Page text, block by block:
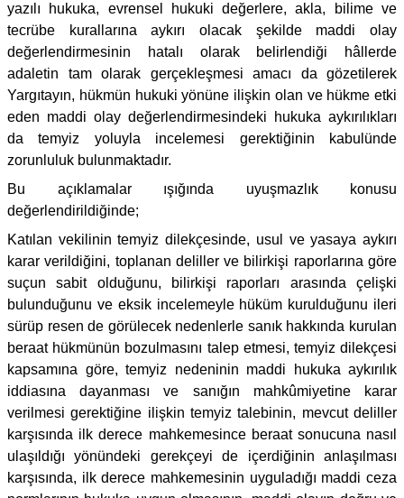
yazılı hukuka, evrensel hukuki değerlere, akla, bilime ve
tecrübe kurallarına aykırı olacak şekilde maddi olay
değerlendirmesinin hatalı olarak belirlendiği hâllerde
adaletin tam olarak gerçekleşmesi amacı da gözetilerek
Yargıtayın, hükmün hukuki yönüne ilişkin olan ve hükme etki
eden maddi olay değerlendirmesindeki hukuka aykırılıkları
da temyiz yoluyla incelemesi gerektiğinin kabulünde
zorunluluk bulunmaktadır.
Bu açıklamalar ışığında uyuşmazlık konusu
değerlendirildiğinde;
Katılan vekilinin temyiz dilekçesinde, usul ve yasaya aykırı
karar verildiğini, toplanan deliller ve bilirkişi raporlarına göre
suçun sabit olduğunu, bilirkişi raporları arasında çelişki
bulunduğunu ve eksik incelemeyle hüküm kurulduğunu ileri
sürüp resen de görülecek nedenlerle sanık hakkında kurulan
beraat hükmünün bozulmasını talep etmesi, temyiz dilekçesi
kapsamına göre, temyiz nedeninin maddi hukuka aykırılık
iddiasına dayanması ve sanığın mahkûmiyetine karar
verilmesi gerektiğine ilişkin temyiz talebinin, mevcut deliller
karşısında ilk derece mahkemesince beraat sonucuna nasıl
ulaşıldığı yönündeki gerekçeyi de içerdiğinin anlaşılması
karşısında, ilk derece mahkemesinin uyguladığı maddi ceza